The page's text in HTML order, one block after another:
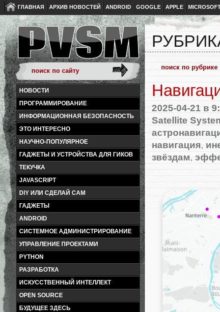
ГЛАВНАЯ АРХИВ НОВОСТЕЙ ANDROID GOOGLE APPLE
НОВОСТИ
ПРОГРАММИРОВАНИЕ
ИНФОРМАЦИОННАЯ БЕЗОПАСНОСТЬ
ЭТО ИНТЕРЕСНО
НАУЧНО-ПОПУЛЯРНОЕ
ГАДЖЕТЫ И УСТРОЙСТВА ДЛЯ ГИКОВ
ТЕКУЧКА
JAVASCRIPT
DIY ИЛИ СДЕЛАЙ САМ
ГАДЖЕТЫ
ANDROID
СИСТЕМНОЕ АДМИНИСТРИРОВАНИЕ
УПРАВЛЕНИЕ ПРОЕКТАМИ
PYTHON
РАЗРАБОТКА
ИСКУССТВЕННЫЙ ИНТЕЛЛЕКТ
OPEN SOURCE
БУДУЩЕЕ ЗДЕСЬ
2025-04-21 в
Satellite
навигация,
звёздам,